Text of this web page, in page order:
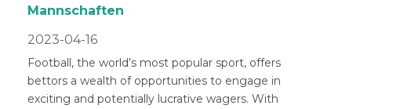
Mannschaften
2023-04-16
Football, the world’s most popular sport, offers
bettors a wealth of opportunities to engage in
exciting and potentially lucrative wagers. With